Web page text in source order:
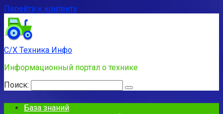
Перейти к контенту
С/Х Техника Инфо
Информационный портал о технике
Поиск:
База знаний